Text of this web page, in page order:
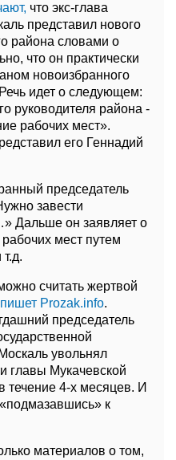
что экс-глава
представил нового
района словами о
что он практически
новоизбранного
идет о следующем:
руководителя района -
рабочих мест».
его Геннадий
председатель
завести
Дальше он заявляет о
мест путем
считать жертвой
пишет Рrozak.info.
председатель
увольнял
главы Мукачевской
течение 4-х месяцев. И
к
материалов о том,